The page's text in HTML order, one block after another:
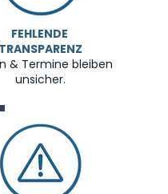
FEHLENDE
TRANSPARENZ
& Termine bleiben
unsicher.